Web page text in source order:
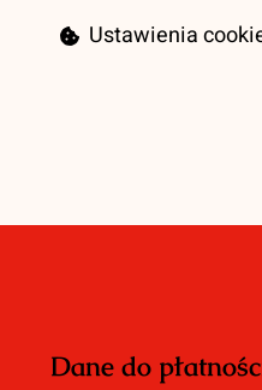
Ustawienia
Dane do